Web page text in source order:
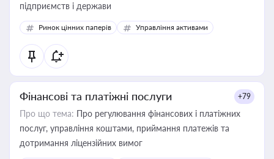
підприємств і держави
Ринок цінних паперів Управління активами
Фінансові та платіжні послуги +79
Про що тема: Про регулювання фінансових і платіжних
послуг, управління коштами, приймання платежів та
дотримання ліцензійних вимог